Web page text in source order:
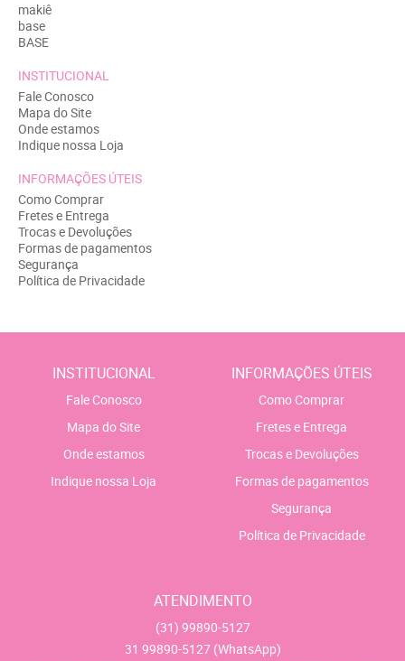
makiê
base
BASE
INSTITUCIONAL
Fale Conosco
Mapa do Site
Onde estamos
Indique nossa Loja
INFORMAÇÕES ÚTEIS
Como Comprar
Fretes e Entrega
Trocas e Devoluções
Formas de pagamentos
Segurança
Política de Privacidade
INSTITUCIONAL
Fale Conosco
Mapa do Site
Onde estamos
Indique nossa Loja
INFORMAÇÕES ÚTEIS
Como Comprar
Fretes e Entrega
Trocas e Devoluções
Formas de pagamentos
Segurança
Política de Privacidade
ATENDIMENTO
(31) 99890-5127
31 99890-5127 (WhatsApp)